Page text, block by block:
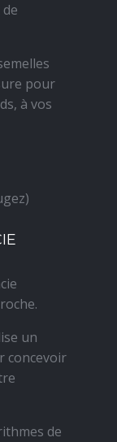
pour
à vos
un
concevoir
de